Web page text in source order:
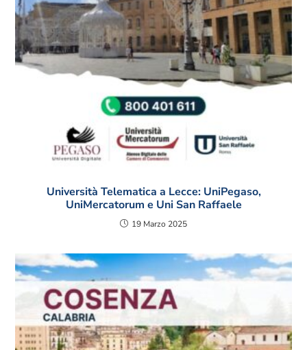
Università Telematica a Lecce: UniPegaso,
UniMercatorum e Uni San Raffaele
19 Marzo 2025